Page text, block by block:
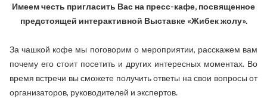
Имеем честь пригласить Вас на пресс-кафе, посвященное
предстоящей интерактивной Выставке «Жибек жолу».
За чашкой кофе мы поговорим о мероприятии, расскажем вам
почему его стоит посетить и других интересных моментах. Во
время встречи вы сможете получить ответы на свои вопросы от
организаторов, руководителей и экспертов.